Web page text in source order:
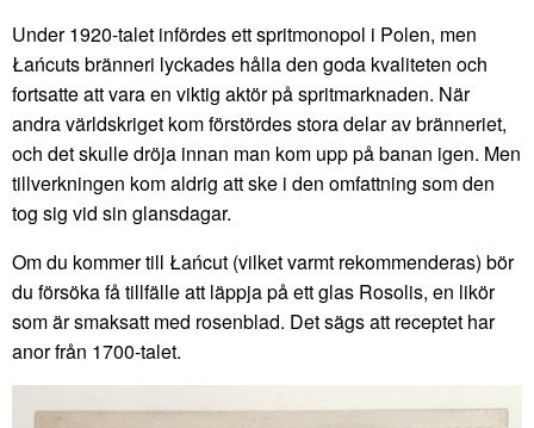
Under 1920-talet infördes ett spritmonopol i Polen, men
Łańcuts bränneri lyckades hålla den goda kvaliteten och
fortsatte att vara en viktig aktör på spritmarknaden. När
andra världskriget kom förstördes stora delar av bränneriet,
och det skulle dröja innan man kom upp på banan igen. Men
tillverkningen kom aldrig att ske i den omfattning som den
tog sig vid sin glansdagar.
Om du kommer till Łańcut (vilket varmt rekommenderas) bör
du försöka få tillfälle att läppja på ett glas Rosolis, en likör
som är smaksatt med rosenblad. Det sägs att receptet har
anor från 1700-talet.